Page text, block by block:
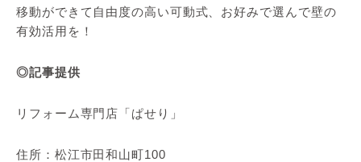
移動ができて自由度の高い可動式、お好みで選んで壁の
有効活用を！
◎記事提供
リフォーム専門店「ぱせり」
住所：松江市田和山町100